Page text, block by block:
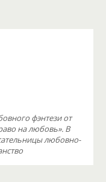
фэнтези от
на любовь». В
любовно-